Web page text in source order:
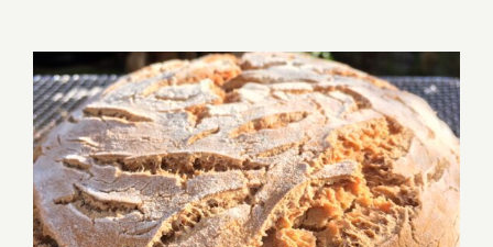
Recette Pain au levain naturel – Farine
Mix bio sans gluten (riz, sarrasin,
psyllium)